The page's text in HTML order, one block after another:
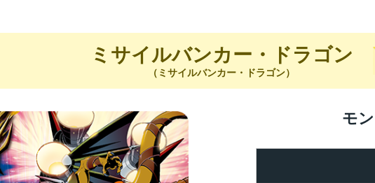
ミサイルバンカー・ドラゴン
（ミサイルバンカー・ドラゴン）
モ